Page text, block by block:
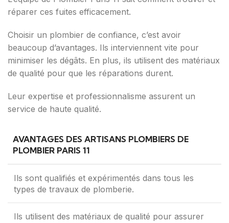
réparer ces fuites efficacement.
Choisir un plombier de confiance, c’est avoir
beaucoup d’avantages. Ils interviennent vite pour
minimiser les dégâts. En plus, ils utilisent des matériaux
de qualité pour que les réparations durent.
Leur expertise et professionnalisme assurent un
service de haute qualité.
AVANTAGES DES ARTISANS PLOMBIERS DE
PLOMBIER PARIS 11
Ils sont qualifiés et expérimentés dans tous les
types de travaux de plomberie.
Ils utilisent des matériaux de qualité pour assurer